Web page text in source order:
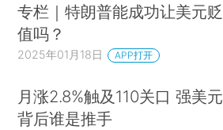
专栏｜特朗普能成功让美元贬
值吗？
2025年01月18日 APP打开
月涨2.8%触及110关口 强美元
背后谁是推手